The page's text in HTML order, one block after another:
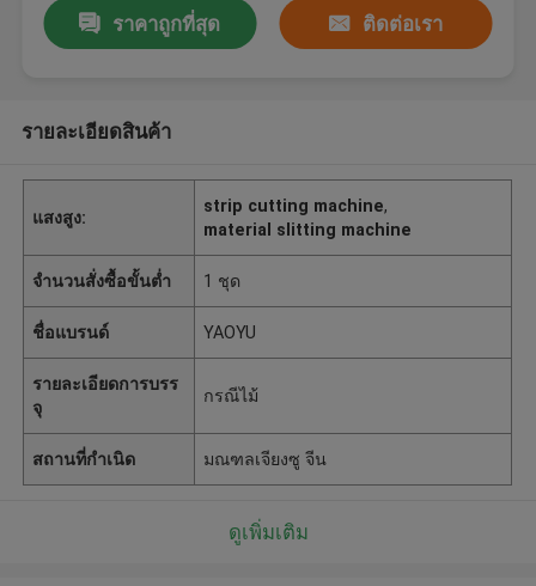
ราคาถูกที่สุด ติดต่อเรา
รายละเอียดสินค้า
แสงสูง:
strip cutting machine,
material slitting machine
จำนวนสั่งซื้อขั้นต่ำ 1 ชุด
ชื่อแบรนด์ YAOYU
รายละเอียดการบรร
จุ
กรณีไม้
สถานที่กำเนิด มณฑลเจียงซู จีน
ดูเพิ่มเติม